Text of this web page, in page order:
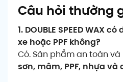
Câu hỏi thường
1. DOUBLE SPEED WAX
xe hoặc PPF không?
Có. Sản phẩm an toàn
sơn, mâm, PPF, nhựa và